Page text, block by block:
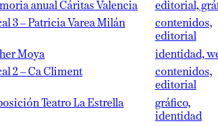
anual Cáritas Valencia
editorial,
3 – Patricia Varea Milán
contenidos,
editorial
Moya
identidad,
2 – Ca Climent
contenidos,
editorial
Teatro La Estrella
gráfico,
identidad